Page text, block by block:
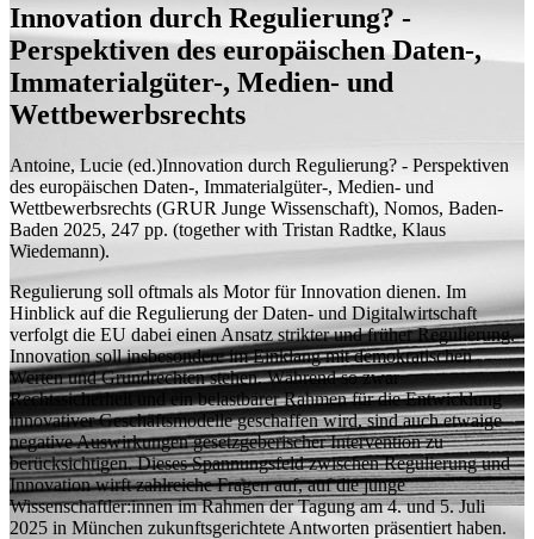
Innovation durch Regulierung? -
Perspektiven des europäischen Daten-,
Immaterialgüter-, Medien- und
Wettbewerbsrechts
Antoine, Lucie (ed.)Innovation durch Regulierung? - Perspektiven
des europäischen Daten-, Immaterialgüter-, Medien- und
Wettbewerbsrechts (GRUR Junge Wissenschaft), Nomos, Baden-
Baden 2025, 247 pp. (together with Tristan Radtke, Klaus
Wiedemann).
Regulierung soll oftmals als Motor für Innovation dienen. Im
Hinblick auf die Regulierung der Daten- und Digitalwirtschaft
verfolgt die EU dabei einen Ansatz strikter und früher Regulierung.
Innovation soll insbesondere im Einklang mit demokratischen
Werten und Grundrechten stehen. Während so zwar
Rechtssicherheit und ein belastbarer Rahmen für die Entwicklung
innovativer Geschäftsmodelle geschaffen wird, sind auch etwaige
negative Auswirkungen gesetzgeberischer Intervention zu
berücksichtigen. Dieses Spannungsfeld zwischen Regulierung und
Innovation wirft zahlreiche Fragen auf, auf die junge
Wissenschaftler:innen im Rahmen der Tagung am 4. und 5. Juli
2025 in München zukunftsgerichtete Antworten präsentiert haben.